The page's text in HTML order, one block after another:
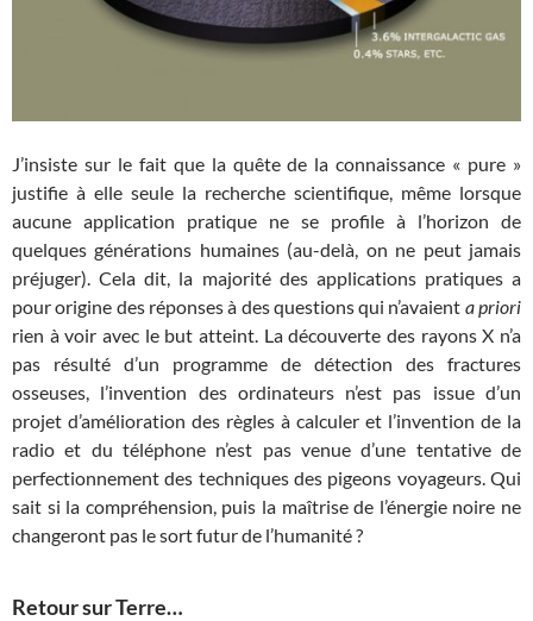
J’insiste sur le fait que la quête de la connaissance « pure »
justifie à elle seule la recherche scientifique, même lorsque
aucune application pratique ne se profile à l’horizon de
quelques générations humaines (au-delà, on ne peut jamais
préjuger). Cela dit, la majorité des applications pratiques a
pour origine des réponses à des questions qui n’avaient a priori
rien à voir avec le but atteint. La découverte des rayons X n’a
pas résulté d’un programme de détection des fractures
osseuses, l’invention des ordinateurs n’est pas issue d’un
projet d’amélioration des règles à calculer et l’invention de la
radio et du téléphone n’est pas venue d’une tentative de
perfectionnement des techniques des pigeons voyageurs. Qui
sait si la compréhension, puis la maîtrise de l’énergie noire ne
changeront pas le sort futur de l’humanité ?
Retour sur Terre…